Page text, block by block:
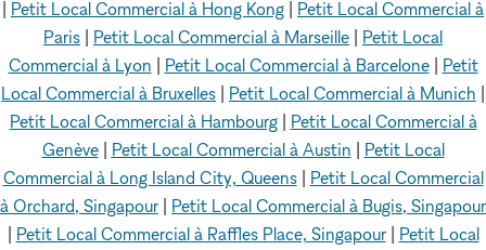
Petit Local Commercial à Hong Kong
Petit Local Commercial à
Paris
Petit Local Commercial à Marseille
Petit Local
Commercial à Lyon
Petit Local Commercial à Barcelone| Petit
Local Commercial à Bruxelles
Petit Local Commercial à Munich
Petit Local Commercial à Hambourg| Petit Local Commercial à
Genève| Petit Local Commercial à Austin
Petit Local
Commercial à Long Island City, Queens| Petit Local Commercial
à Orchard, Singapour
Petit Local Commercial à Bugis, Singapour
Petit Local Commercial à Raffles Place, Singapour| Petit Local